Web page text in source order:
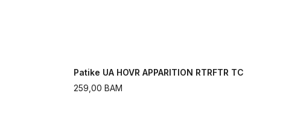
Patike UA HOVR APPARITION RTRFTR TC
259,00 BAM